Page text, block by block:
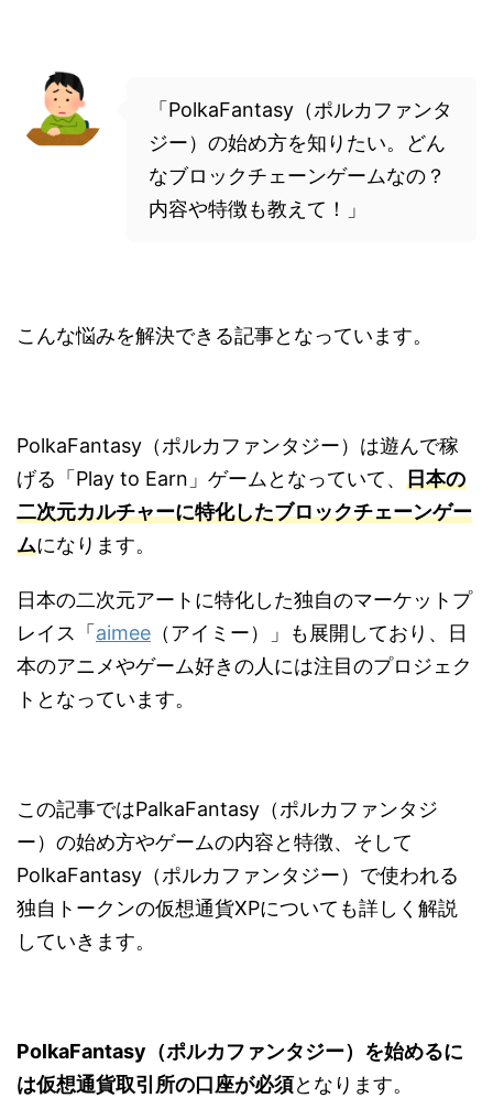
「PolkaFantasy（ポルカファンタ
ジー）の始め方を知りたい。どん
なブロックチェーンゲームなの？
内容や特徴も教えて！」
こんな悩みを解決できる記事となっています。
PolkaFantasy（ポルカファンタジー）は遊んで稼
げる「Play to Earn」ゲームとなっていて、 日本の
二次元カルチャーに特化したブロックチェーンゲー
ムになります。
日本の二次元アートに特化した独自のマーケットプ
レイス「 aimee （アイミー）」も展開しており、日
本のアニメやゲーム好きの人には注目のプロジェク
トとなっています。
この記事ではPalkaFantasy（ポルカファンタジ
ー）の始め方やゲームの内容と特徴、そして
PolkaFantasy（ポルカファンタジー）で使われる
独自トークンの仮想通貨XPについても詳しく解説
していきます。
PolkaFantasy（ポルカファンタジー）を始めるに
は仮想通貨取引所の口座が必須となります。